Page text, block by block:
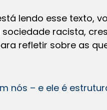
lendo esse texto,
racista,
refletir sobre as
nós – e ele é